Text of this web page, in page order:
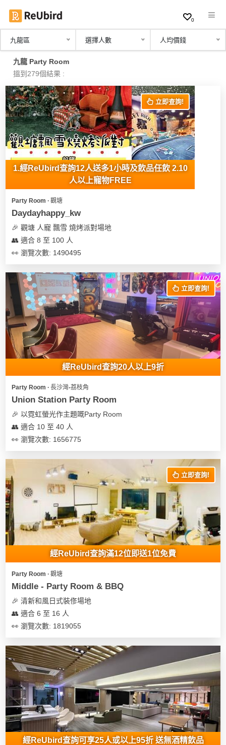
繁
中
EN
登
入
註
冊
服
務
及
產
品
類
Party
Room
到
會
特
色
蛋
糕
花
禮
品
場
地
佈
置
用
品
即
食
即
煮
活
動
類
型
Party
朋
友
聚
會
拍
拖
業/
公
司
活
動
婚
禮
親
子
活
動
動
攻
略
活
攻
計
劃
會
員
需
社
交
軟
時
間
神
情
侶
心
願
清
單
們
關
於
0
九龍區 選擇人數 人均價錢
九龍 Party Room
搵到279個結果 :
立即查詢!
1.經ReUbird查詢12人送多1小時及飲品任飲 2.10
人以上寵物FREE
Party Room ∙ 觀塘
Daydayhappy_kw
🎉 觀塘 人寵 飄雪 燒烤派對場地
👥 適合 8 至 100 人
👀 瀏覽次數: 1490495
立即查詢!
經ReUbird查詢20人以上9折
Party Room ∙ 長沙灣-荔枝角
Union Station Party Room
🎉 以霓虹螢光作主題嘅Party Room
👥 適合 10 至 40 人
👀 瀏覽次數: 1656775
立即查詢!
經ReUbird查詢滿12位即送1位免費
Party Room ∙ 觀塘
Middle - Party Room & BBQ
🎉 清新和風日式裝俢場地
👥 適合 6 至 16 人
👀 瀏覽次數: 1819055
經ReUbird查詢可享25人或以上95折 送無酒精飲品